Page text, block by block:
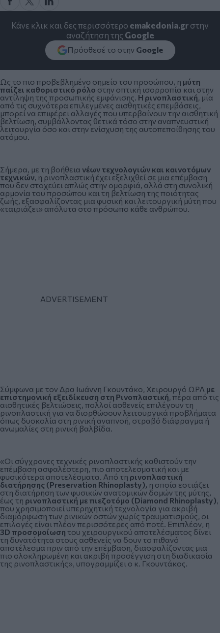
Κάνε κλικ και δες περισσότερο emakedonia.grστην
αναζήτηση της Google
Πρόσθεσέ το στην Google
Ως το πιο προβεβλημένο σημείο του προσώπου, η μύτη
παίζει καθοριστικό ρόλο στην οπτική ισορροπία και στην
αντίληψη της προσωπικής εμφάνισης. Η ρινοπλαστική, μία
από τις συχνότερα επιλεγμένες αισθητικές επεμβάσεις,
μπορεί να επιφέρει αλλαγές που υπερβαίνουν την αισθητική
βελτίωση, συμβάλλοντας θετικά τόσο στην αναπνευστική
λειτουργία όσο και στην ενίσχυση της αυτοπεποίθησης του
ατόμου.
Σήμερα, με τη βοήθεια νέων τεχνολογιών και καινοτόμων
τεχνικών, η ρινοπλαστική έχει εξελιχθεί σε μια επέμβαση
που δεν στοχεύει απλώς στην ομορφιά, αλλά στη συνολική
αρμονία του προσώπου και τη βελτίωση της ποιότητας
ζωής, εξασφαλίζοντας μια φυσική και λειτουργική μύτη που
«ταιριάζει» απόλυτα στο πρόσωπο κάθε ανθρώπου.
Σύμφωνα με τον Δρα Ιωάννη Γκουντάκο, Χειρουργό ΩΡΛ με
επιστημονική εξειδίκευση στη Ρινοπλαστική, πέρα από τις
αισθητικές βελτιώσεις, πολλοί ασθενείς επιλέγουν τη
ρινοπλαστική για να διορθώσουν λειτουργικά προβλήματα
όπως δυσκολία στη ρινική αναπνοή, στραβό διάφραγμα ή
ανωμαλίες στη ρινική βαλβίδα.
«Οι σύγχρονες τεχνικές ρινοπλαστικής καθιστούν την
επέμβαση ασφαλέστερη, πιο αποτελεσματική και με
φυσικότερα αποτελέσματα. Από τη ρινοπλαστική
διατήρησης (Preservation Rhinoplasty), η οποία εστιάζει
στη διατήρηση των φυσικών ανατομικών δομών της μύτης,
έως τη ρινοπλαστική με πιεζοτόμο (Diamond Rhinoplasty),
που χρησιμοποιεί υπερηχητική τεχνολογία για ακριβή
διαμόρφωση των ρινικών οστών χωρίς τραυματισμούς, οι
επιλογές είναι πλέον περισσότερες από ποτέ. Επιπλέον, η
3D προσομοίωση του χειρουργικού αποτελέσματος δίνει
τη δυνατότητα στους ασθενείς να δουν το πιθανό
αποτέλεσμα πριν από την επέμβαση, διασφαλίζοντας μια
πιο ολοκληρωμένη και ακριβή προσέγγιση στη διαδικασία
της ρινοπλαστικής», υπογραμμίζει ο κ. Γκουντάκος.